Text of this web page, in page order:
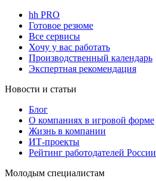
hh PRO
Готовое резюме
Все сервисы
Хочу у вас работать
Производственный календарь
Экспертная рекомендация
Новости и статьи
Блог
О компаниях в игровой форме
Жизнь в компании
ИТ-проекты
Рейтинг работодателей России
Молодым специалистам